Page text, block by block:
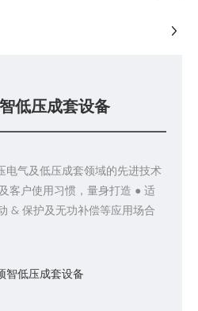
低压成套设备
电气及低压成套领域的先进技术
客户使用习惯，量身打造 ● 适
& 保护及无功补偿等应用场合
低压成套设备